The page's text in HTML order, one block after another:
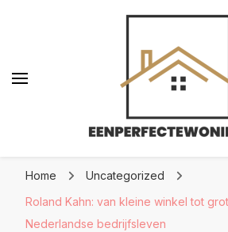
Home
Uncategorized
Roland Kahn: van kleine winkel tot
Nederlandse bedrijfsleven